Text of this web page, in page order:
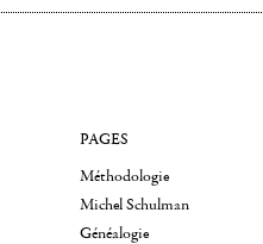
PAGES
Méthodologie
Michel Schulman
Généalogie